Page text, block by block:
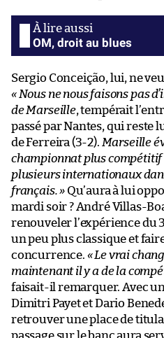
OM, droit au blues
Sergio Conceição, lui, ne
« Nous ne nous faisons pas
de Marseille, tempérait
passé par Nantes, qui reste
de Ferreira (3-2). Marseille
championnat plus compétitif
plusieurs internationaux
français. » Qu’aura à lui
mardi soir ? André Villas-
renouveler l’expérience du
un peu plus classique et
concurrence. « Le vrai
maintenant il y a de la
faisait-il remarquer. Avec
Dimitri Payet et Dario
retrouver une place de
passage sur le banc aura